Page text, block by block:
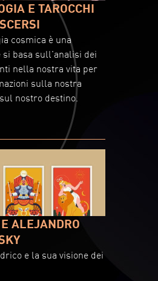
E TAROCCHI
cosmica è una
si basa sull'analisi dei
nella nostra vita per
sulla nostra
nostro destino.
ALEJANDRO
e la sua visione dei